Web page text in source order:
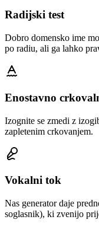
Radijski test
Dobro domensko ime
po radiu, ali ga lahko
Enostavno
Izognite se zmedi z
zapletenim crkovanjem.
Vokalni tok
Nas generator daje
soglasnik), ki zvenijo